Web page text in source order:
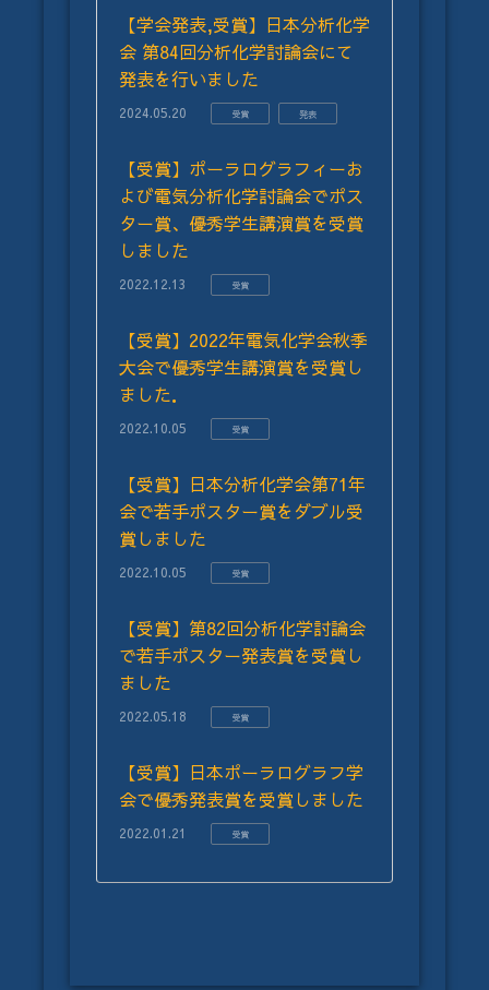
【学会発表,受賞】日本分析化学
会 第84回分析化学討論会にて
発表を行いました
2024.05.20 受賞 発表
【受賞】ポーラログラフィーお
よび電気分析化学討論会でポス
ター賞、優秀学生講演賞を受賞
しました
2022.12.13 受賞
【受賞】2022年電気化学会秋季
大会で優秀学生講演賞を受賞し
ました．
2022.10.05 受賞
【受賞】日本分析化学会第71年
会で若手ポスター賞をダブル受
賞しました
2022.10.05 受賞
【受賞】第82回分析化学討論会
で若手ポスター発表賞を受賞し
ました
2022.05.18 受賞
【受賞】日本ポーラログラフ学
会で優秀発表賞を受賞しました
2022.01.21 受賞